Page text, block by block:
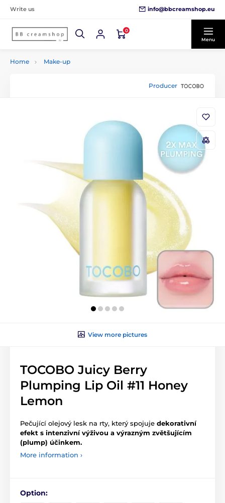
Write us info@bbcreamshop.eu
0
Menu
Home Make-up
Producer
View more pictures
TOCOBO Juicy Berry
Plumping Lip Oil #11 Honey
Lemon
Pečující olejový lesk na rty, který spojuje dekorativní
efekt s intenzivní výživou a výrazným zvětšujícím
(plump) účinkem.
More information ›
Option: